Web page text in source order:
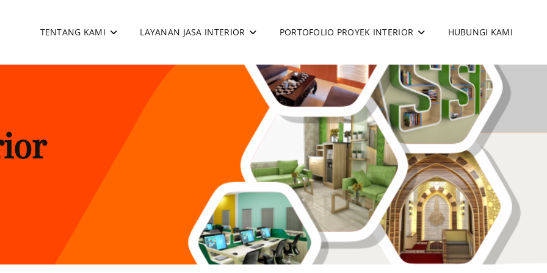
TENTANG KAMI LAYANAN JASA INTERIOR PORTOFOLIO PROYEK INTERIOR HUBUNGI KAMI